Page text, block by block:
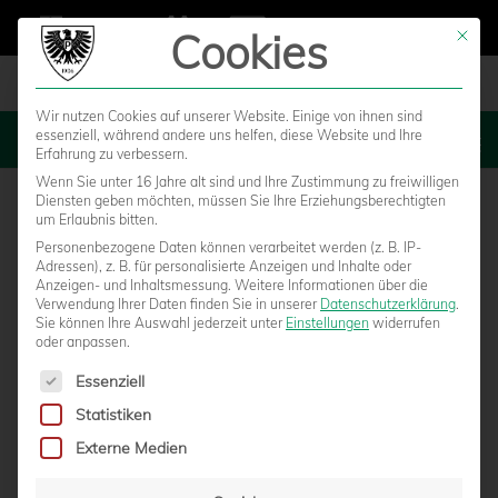
MENU
LAST-MINUTE-SIEGER BEI NULLSECHS.TV
Mit
Cookies
Wir nutzen Cookies auf unserer Website. Einige von ihnen sind
essenziell, während andere uns helfen, diese Website und Ihre
Erfahrung zu verbessern.
Wenn Sie unter 16 Jahre alt sind und Ihre Zustimmung zu freiwilligen
Diensten geben möchten, müssen Sie Ihre Erziehungsberechtigten
um Erlaubnis bitten.
Personenbezogene Daten können verarbeitet werden (z. B. IP-
Adressen), z. B. für personalisierte Anzeigen und Inhalte oder
Anzeigen- und Inhaltsmessung. Weitere Informationen über die
Verwendung Ihrer Daten finden Sie in unserer Datenschutzerklärung.
Sie können Ihre Auswahl jederzeit unter Einstellungen widerrufen
oder anpassen.
Es folgt eine Liste der Service-Gruppen, für die eine
Essenziell
Statistiken
Externe Medien